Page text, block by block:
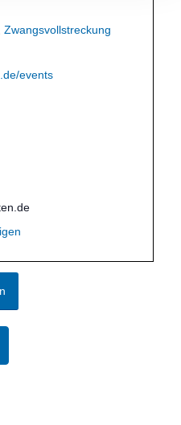
Zwangsvollstreckung
events